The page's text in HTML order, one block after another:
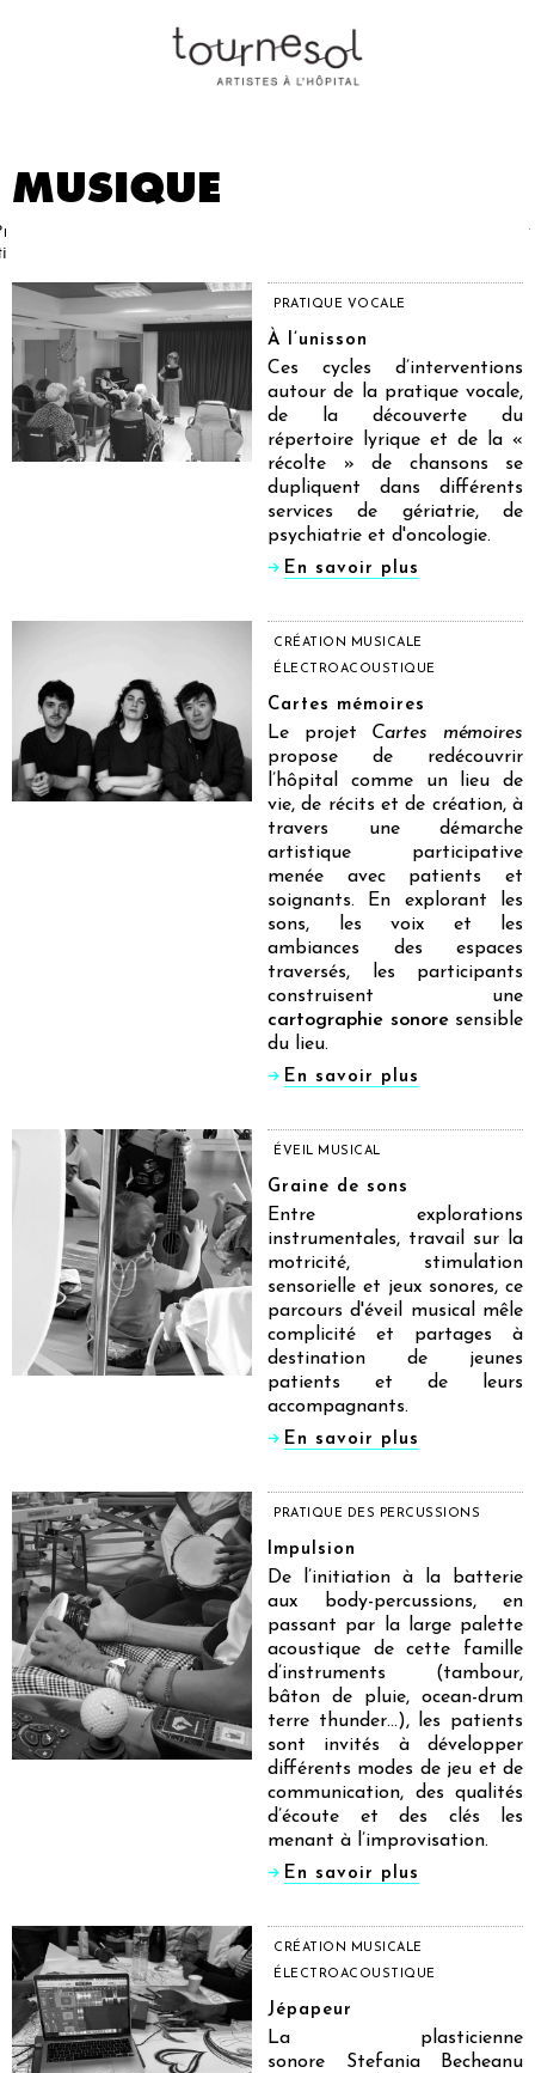
Contact
MUSIQUE
PRATIQUE VOCALE
À l’unisson
Ces cycles d’interventions
autour de la pratique vocale,
de la découverte du
répertoire lyrique et de la «
récolte » de chansons se
dupliquent dans différents
services de gériatrie, de
psychiatrie et d'oncologie.
En savoir plus
CRÉATION MUSICALE
ÉLECTROACOUSTIQUE
Cartes mémoires
Le projet Cartes mémoires
propose de redécouvrir
l’hôpital comme un lieu de
vie, de récits et de création, à
travers une démarche
artistique participative
menée avec patients et
soignants. En explorant les
sons, les voix et les
ambiances des espaces
traversés, les participants
construisent une
cartographie sonoresensible
du lieu.
En savoir plus
ÉVEIL MUSICAL
Graine de sons
Entre explorations
instrumentales, travail sur la
motricité, stimulation
sensorielle et jeux sonores, ce
parcours d'éveil musical mêle
complicité et partages à
destination de jeunes
patients et de leurs
accompagnants.
En savoir plus
PRATIQUE DES PERCUSSIONS
Impulsion
De l’initiation à la batterie
aux body-percussions, en
passant par la large palette
acoustique de cette famille
d’instruments (tambour,
bâton de pluie, ocean-drum
terre thunder…), les patients
sont invités à développer
différents modes de jeu et de
communication, des qualités
d’écoute et des clés les
menant à l’improvisation.
En savoir plus
CRÉATION MUSICALE
ÉLECTROACOUSTIQUE
Jépapeur
La plasticienne
sonore Stefania Becheanu